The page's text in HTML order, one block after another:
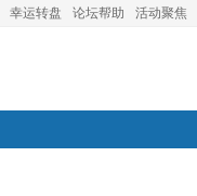
幸运转盘 论坛帮助 活动聚焦